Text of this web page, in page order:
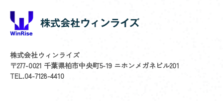
株式会社ウィンライズ
〒277-0021 千葉県柏市中央町5-19 ニホンメガネビル201
TEL.04-7128-4410